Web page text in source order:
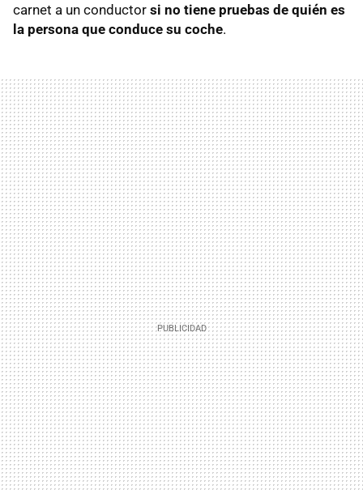
carnet a un conductor si no tiene pruebas de quién es
la persona que conduce su coche.